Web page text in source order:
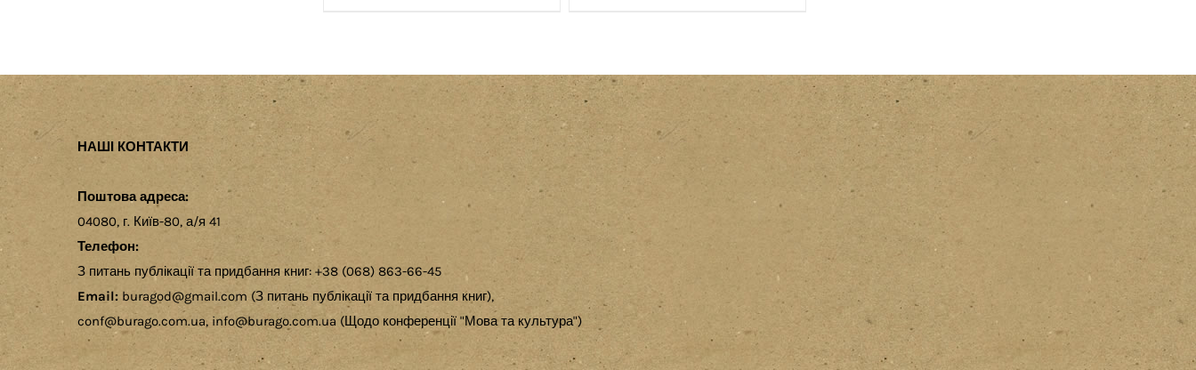
НАШІ КОНТАКТИ
Поштова адреса:
04080, г. Київ-80, а/я 41
Телефон:
З питань публікації та придбання книг: +38 (068) 863-66-45
Email: buragod@gmail.com (З питань публікації та придбання книг),
conf@burago.com.ua, info@burago.com.ua (Щодо конференції "Мова та культура")